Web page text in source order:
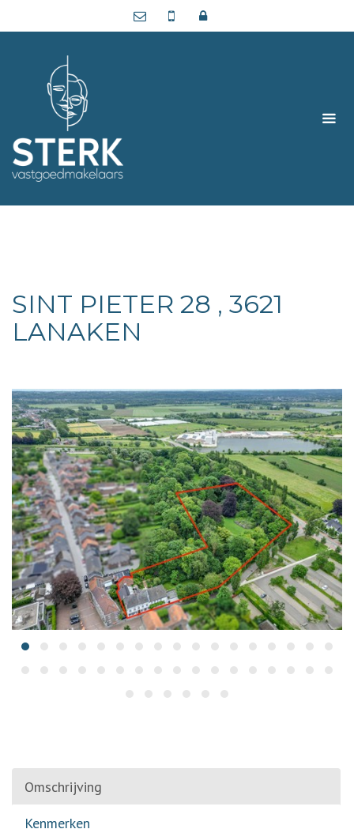
SINT PIETER 28 , 3621
LANAKEN
Omschrijving
Kenmerken